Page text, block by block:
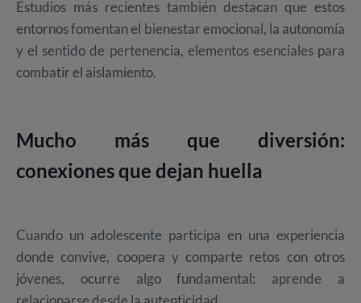
Estudios más recientes también destacan que estos
entornos fomentan el bienestar emocional, la autonomía
y el sentido de pertenencia, elementos esenciales para
combatir el aislamiento.
Mucho más que diversión:
conexiones que dejan huella
Cuando un adolescente participa en una experiencia
donde convive, coopera y comparte retos con otros
jóvenes, ocurre algo fundamental: aprende a